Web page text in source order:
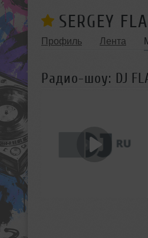
SERGEY
Профиль Лента
Радио-шоу: DJ